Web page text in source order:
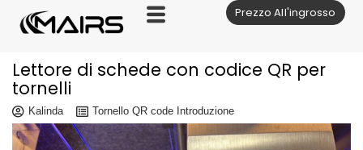
Vai
al
Prezzo All'ingrosso
Lettore di schede con codice QR per
tornelli
Kalinda Tornello QR code Introduzione